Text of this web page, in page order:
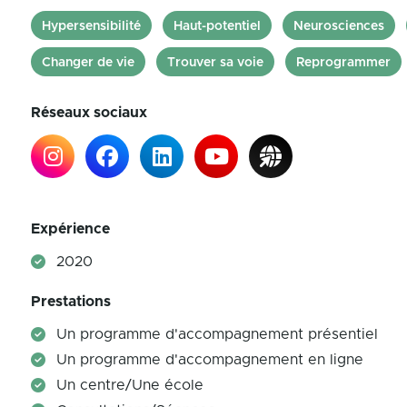
Hypersensibilité Haut-potentiel Neurosciences
Changer de vie Trouver sa voie Reprogrammer
Réseaux sociaux
Expérience
2020
Prestations
Un programme d'accompagnement présentiel
Un programme d'accompagnement en ligne
Un centre/Une école